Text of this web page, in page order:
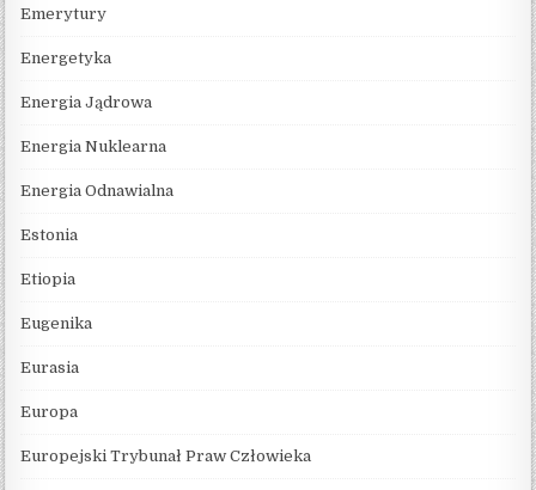
Emerytury
Energetyka
Energia Jądrowa
Energia Nuklearna
Energia Odnawialna
Estonia
Etiopia
Eugenika
Eurasia
Europa
Europejski Trybunał Praw Człowieka